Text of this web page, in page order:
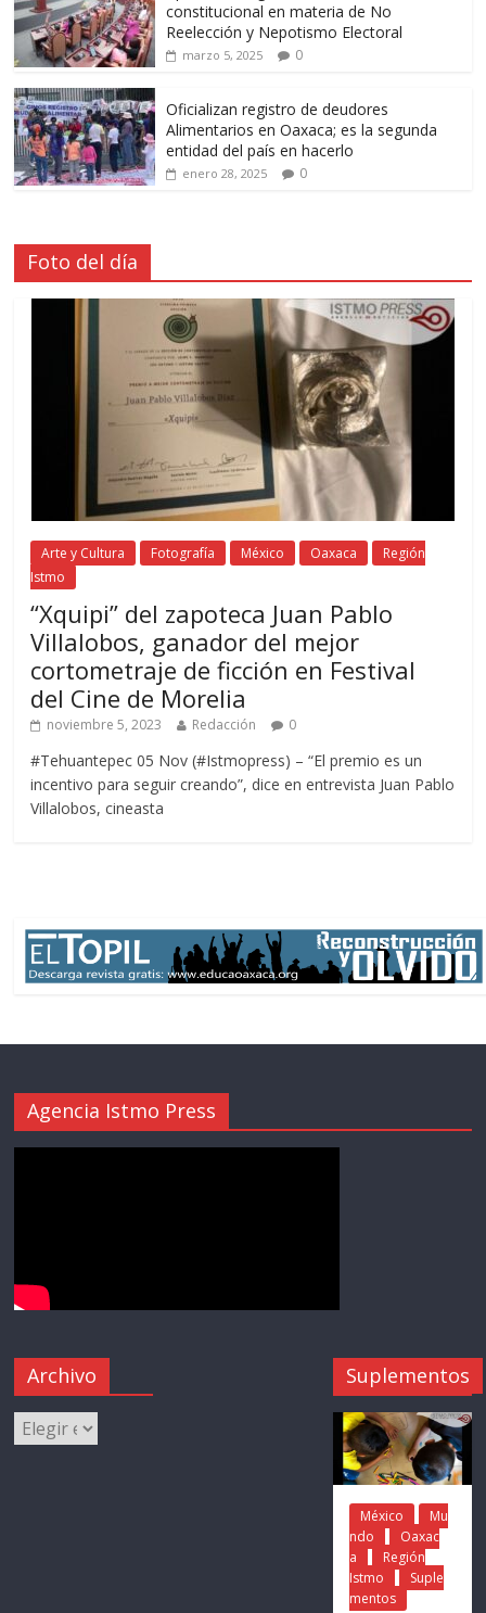
constitucional en materia de No
Reelección y Nepotismo Electoral
marzo 5, 2025 0
Oficializan registro de deudores
Alimentarios en Oaxaca; es la segunda
entidad del país en hacerlo
enero 28, 2025 0
Foto del día
Arte y Cultura Fotografía México Oaxaca
Región
Istmo
“Xquipi” del zapoteca Juan Pablo
Villalobos, ganador del mejor
cortometraje de ficción en Festival
del Cine de Morelia
noviembre 5, 2023 Redacción 0
#Tehuantepec 05 Nov (#Istmopress) – “El premio es un
incentivo para seguir creando”, dice en entrevista Juan Pablo
Villalobos, cineasta
Agencia Istmo Press
Archivo Suplementos
México
Mu
ndo
Oaxac
a
Región
Istmo
Suple
mentos